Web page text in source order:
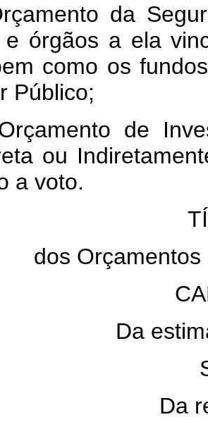
da
e órgãos a ela
como os
Público;
de
ou
a voto.
dos
Da
Da